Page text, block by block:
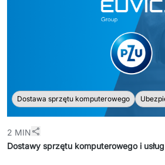
Dostawa sprzętu komputerowego
2 MIN
Dostawy sprzętu komputerowego i